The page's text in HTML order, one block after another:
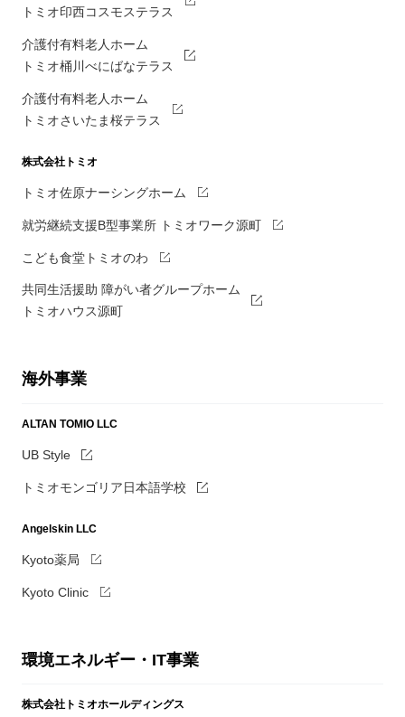
トミオ印西コスモステラス
介護付有料老人ホーム
トミオ桶川べにばなテラス
介護付有料老人ホーム
トミオさいたま桜テラス
株式会社トミオ
トミオ佐原ナーシングホーム
就労継続支援B型事業所 トミオワーク源町
こども食堂トミオのわ
共同生活援助 障がい者グループホーム
トミオハウス源町
海外事業
ALTAN TOMIO LLC
UB Style
トミオモンゴリア日本語学校
Angelskin LLC
Kyoto薬局
Kyoto Clinic
環境エネルギー・IT事業
株式会社トミオホールディングス